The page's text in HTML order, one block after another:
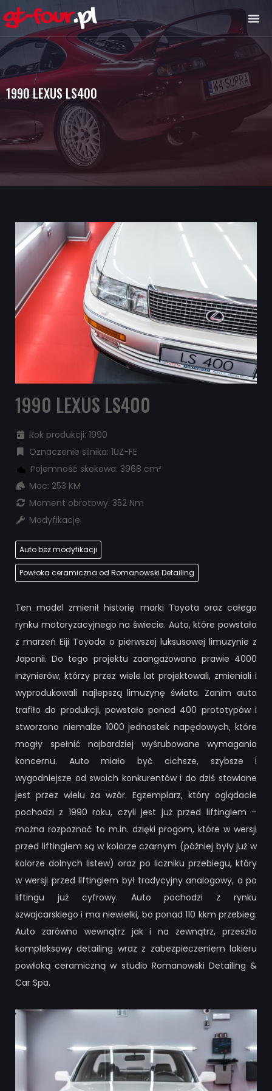
1990 LEXUS LS400
1990 LEXUS LS400
Rok produkcji: 1990
Oznaczenie silnika: 1UZ-FE
Pojemność skokowa: 3968 cm³
Moc: 253 KM
Moment obrotowy: 352 Nm
Modyfikacje:
Auto bez modyfikacji
Powłoka ceramiczna od Romanowski Detailing
Ten model zmienił historię marki Toyota oraz całego
rynku motoryzacyjnego na świecie. Auto, które powstało
z marzeń Eiji Toyoda o pierwszej luksusowej limuzynie z
Japonii. Do tego projektu zaangażowano prawie 4000
inżynierów, którzy przez wiele lat projektowali, zmieniali i
wyprodukowali najlepszą limuzynę świata. Zanim auto
trafiło do produkcji, powstało ponad 400 prototypów i
stworzono niemalże 1000 jednostek napędowych, które
mogły spełnić najbardziej wyśrubowane wymagania
koncernu. Auto miało być cichsze, szybsze i
wygodniejsze od swoich konkurentów i do dziś stawiane
jest przez wielu za wzór. Egzemplarz, który oglądacie
pochodzi z 1990 roku, czyli jest już przed liftingiem –
można rozpoznać to m.in. dzięki progom, które w wersji
przed liftingiem są w kolorze czarnym (później były już w
kolorze dolnych listew) oraz po liczniku przebiegu, który
w wersji przed liftingiem był tradycyjny analogowy, a po
liftingu już cyfrowy. Auto pochodzi z rynku
szwajcarskiego i ma niewielki, bo ponad 110 kkm przebieg.
Auto zarówno wewnątrz jak i na zewnątrz, przeszło
kompleksowy detailing wraz z zabezpieczeniem lakieru
powłoką ceramiczną w studio Romanowski Detailing &
Car Spa.